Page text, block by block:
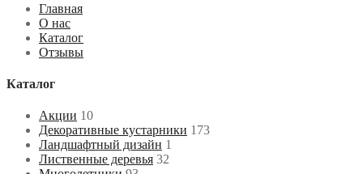
Главная
О нас
Каталог
Отзывы
Каталог
Акции 10
Декоративные кустарники 173
Ландшафтный дизайн 1
Лиственные деревья 32